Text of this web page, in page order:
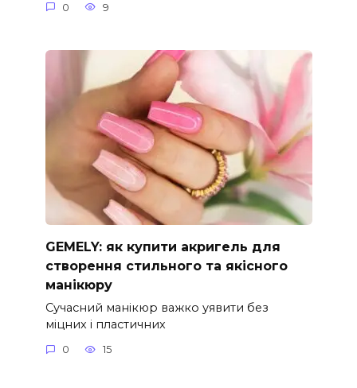
0 9
GEMELY: як купити акригель для
створення стильного та якісного
манікюру
Сучасний манікюр важко уявити без
міцних і пластичних
0 15